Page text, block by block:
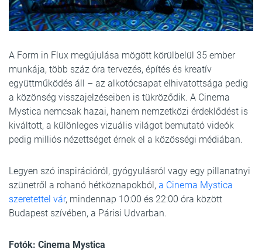
A Form in Flux megújulása mögött körülbelül 35 ember
munkája, több száz óra tervezés, építés és kreatív
együttműködés áll – az alkotócsapat elhivatottsága pedig
a közönség visszajelzéseiben is tükröződik. A Cinema
Mystica nemcsak hazai, hanem nemzetközi érdeklődést is
kiváltott, a különleges vizuális világot bemutató videók
pedig milliós nézettséget érnek el a közösségi médiában.
Legyen szó inspirációról, gyógyulásról vagy egy pillanatnyi
szünetről a rohanó hétköznapokból, a Cinema Mystica
szeretettel vár, mindennap 10:00 és 22:00 óra között
Budapest szívében, a Párisi Udvarban.
Fotók: Cinema Mystica